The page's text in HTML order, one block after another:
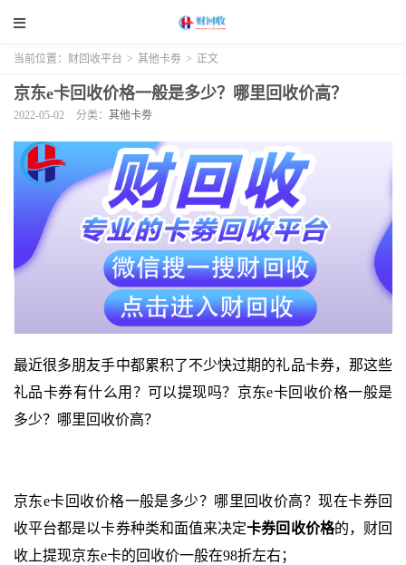
当前位置： 财回收平台 > 其他卡劵 > 正文
京东e卡回收价格一般是多少？哪里回收价高？
2022-05-02 分类： 其他卡劵
最近很多朋友手中都累积了不少快过期的礼品卡券，那这些
礼品卡券有什么用？可以提现吗？京东e卡回收价格一般是
多少？哪里回收价高？
京东e卡回收价格一般是多少？哪里回收价高？现在卡券回
收平台都是以卡券种类和面值来决定卡券回收价格的，财回
收上提现京东e卡的回收价一般在98折左右；